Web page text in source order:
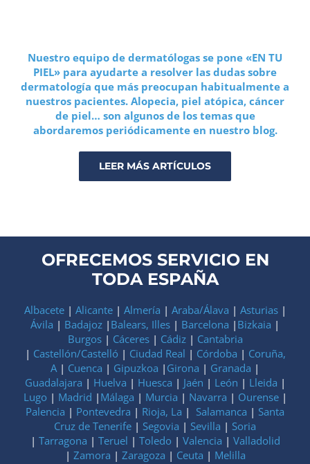
Nuestro equipo de dermatólogas se pone «EN TU
PIEL» para ayudarte a resolver las dudas sobre
dermatología que más preocupan habitualmente a
nuestros pacientes. Alopecia, piel atópica, cáncer
de piel… son algunos de los temas que
abordaremos periódicamente en nuestro blog.
LEER MÁS ARTÍCULOS
OFRECEMOS SERVICIO EN
TODA ESPAÑA
Albacete| Alicante| Almería | Araba/Álava | Asturias|
Ávila | Badajoz | Balears, Illes | Barcelona | Bizkaia |
Burgos| Cáceres| Cádiz| Cantabria
| Castellón/Castelló | Ciudad Real | Córdoba | Coruña,
A | Cuenca | Gipuzkoa | Girona | Granada |
Guadalajara | Huelva | Huesca | Jaén | León | Lleida |
Lugo | Madrid | Málaga | Murcia | Navarra | Ourense|
Palencia | Pontevedra | Rioja, La | Salamanca | Santa
Cruz de Tenerife | Segovia | Sevilla | Soria
| Tarragona | Teruel | Toledo | Valencia | Valladolid
| Zamora | Zaragoza | Ceuta | Melilla